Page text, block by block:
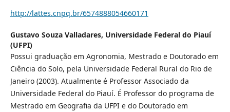
http://lattes.cnpq.br/6574888054660171
Gustavo Souza Valladares, Universidade Federal do Piauí
(UFPI)
Possui graduação em Agronomia, Mestrado e Doutorado em
Ciência do Solo, pela Universidade Federal Rural do Rio de
Janeiro (2003). Atualmente é Professor Associado da
Universidade Federal do Piauí. É Professor do programa de
Mestrado em Geografia da UFPI e do Doutorado em